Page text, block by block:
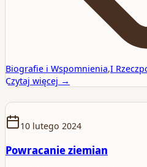
Biografie i Wspomnienia,I
Czytaj więcej →
10 lutego 2024
Powracanie ziemian